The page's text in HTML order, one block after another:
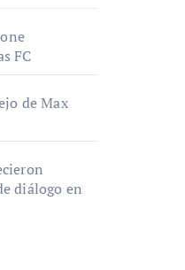
FC
de Max
diálogo en